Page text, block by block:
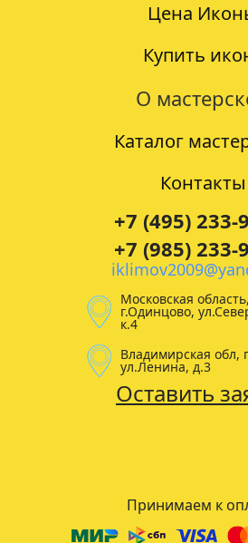
Цена
Купить
О
Каталог
Контакты
+7 (495) 233-
+7 (985) 233-
Московская область,
г.Одинцово,
к.4
Владимирская обл,
ул.Ленина, д.3
Оставить
Принимаем к